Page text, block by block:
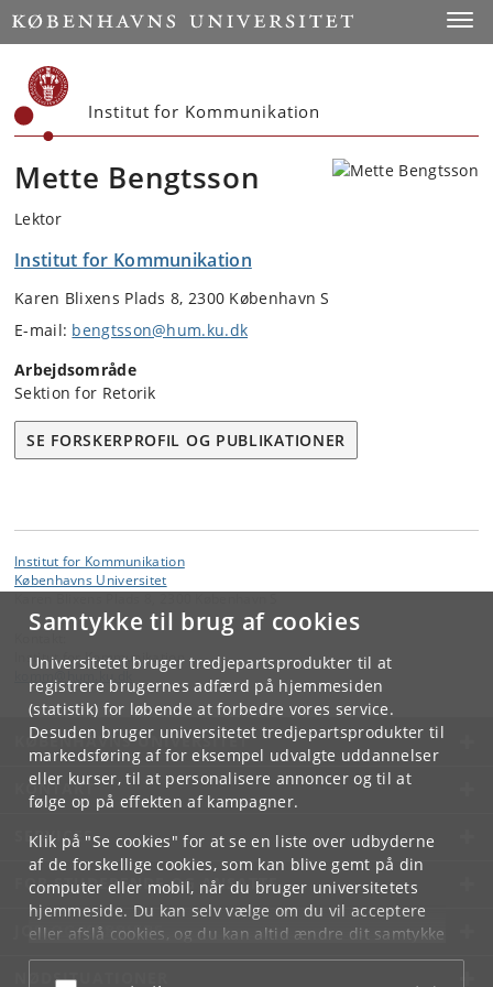
Samtykke til brug af cookies
Universitetet bruger tredjepartsprodukter til at
registrere brugernes adfærd på hjemmesiden
(statistik) for løbende at forbedre vores service.
Desuden bruger universitetet tredjepartsprodukter til
markedsføring af for eksempel udvalgte uddannelser
eller kurser, til at personalisere annoncer og til at
følge op på effekten af kampagner.
Klik på "Se cookies" for at se en liste over udbyderne
af de forskellige cookies, som kan blive gemt på din
computer eller mobil, når du bruger universitetets
hjemmeside. Du kan selv vælge om du vil acceptere
eller afslå cookies, og du kan altid ændre dit samtykke
underCookie- og privatlivspolitiksom du finder i
bunden af hver side.
Start
Institut for Kommunikation
Mette Bengtsson
Lektor
Institut for Kommunikation
Karen Blixens Plads 8, 2300 København S
E-mail: bengtsson@hum.ku.dk
Arbejdsområde
Sektion for Retorik
SE FORSKERPROFIL OG PUBLIKATIONER
Institut for Kommunikation
Københavns Universitet
Institut for Kommunikation
KØBENHAVNS UNIVERSITET
KONTAKT
SERVICES
FOR STUDERENDE OG ANSATTE
JOB OG KARRIERE
NØDSITUATIONER